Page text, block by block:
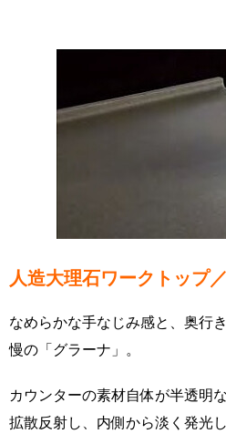
人造大理石ワークトップ
なめらかな手なじみ感と、奥行
慢の「グラーナ」。
カウンターの素材自体が半透明
拡散反射し、内側から淡く発光